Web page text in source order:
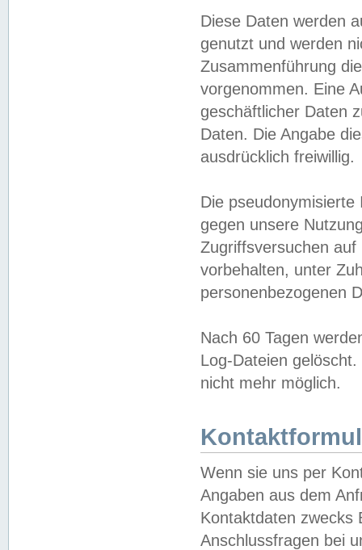
Diese Daten werden
genutzt und werden
Zusammenführung
vorgenommen. Eine
geschäftlicher Daten
Daten. Die Angabe
ausdrücklich freiwillig.
Die
gegen unsere
Zugriffsversuchen
vorbehalten, unter
personenbezogenen
Nach 60 Tagen
Log-Dateien
nicht mehr möglich.
Wenn sie uns per
Angaben aus dem
Kontaktdaten zwecks
Anschlussfragen bei